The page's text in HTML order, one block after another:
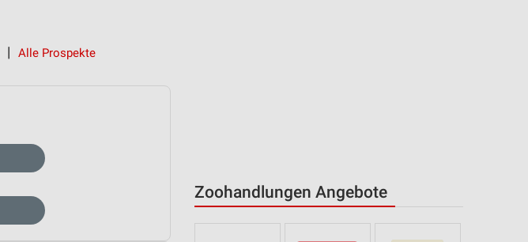
Zoohandlungen Angebote
Alle Prospekte